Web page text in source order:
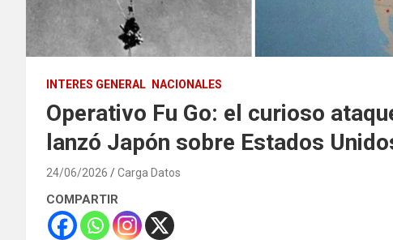
INTERES GENERAL NACIONALES
Operativo Fu Go: el curioso
lanzó Japón sobre Estados
24/06/2026 Carga Datos
COMPARTIR